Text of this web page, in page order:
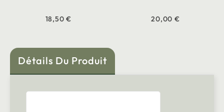
18,50 € 20,00 €
Détails Du Produit